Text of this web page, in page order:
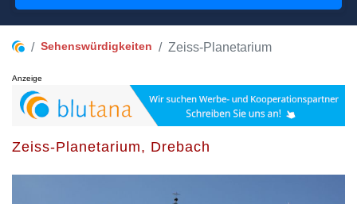
Sehenswürdigkeiten Zeiss-Planetarium
Anzeige
Zeiss-Planetarium, Drebach